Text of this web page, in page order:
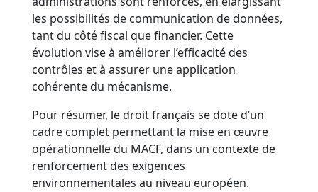
les possibilités de communication de données,
tant du côté fiscal que financier. Cette
évolution vise à améliorer l’efficacité des
contrôles et à assurer une application
cohérente du mécanisme.
Pour résumer, le droit français se dote d’un
cadre complet permettant la mise en œuvre
opérationnelle du MACF, dans un contexte de
renforcement des exigences
environnementales au niveau européen.